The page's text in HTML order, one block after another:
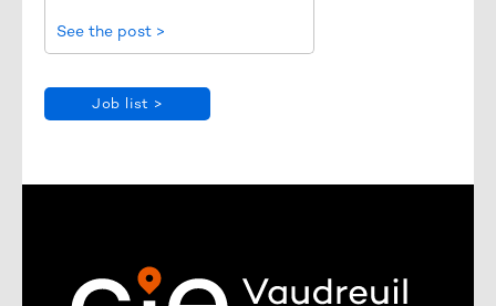
See the post >
Job list >